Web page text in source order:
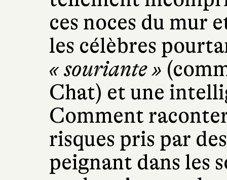
ces noces du mur
les célèbres
« souriante »
Chat) et une
Comment
risques pris par
peignant dans les